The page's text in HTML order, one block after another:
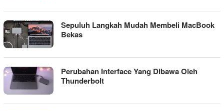
Sepuluh Langkah Mudah Membeli MacBook
Bekas
Perubahan Interface Yang Dibawa Oleh
Thunderbolt